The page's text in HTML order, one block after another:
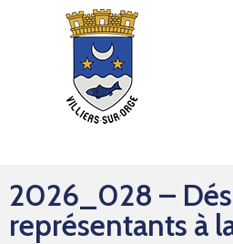
Mes
Sorties
2026_028 –
représentants à